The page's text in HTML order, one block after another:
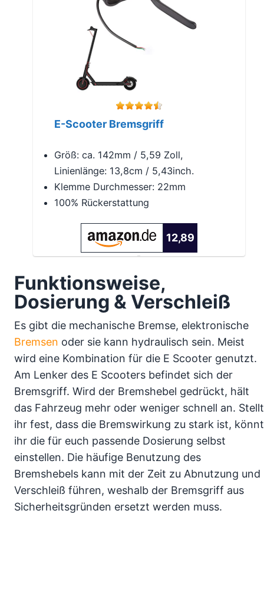
E-Scooter Bremsgriff
Größ: ca. 142mm / 5,59 Zoll,
Linienlänge: 13,8cm / 5,43inch.
Klemme Durchmesser: 22mm
100% Rückerstattung
12,89
Funktionsweise,
Dosierung & Verschleiß
Es gibt die mechanische Bremse, elektronische
Bremsen oder sie kann hydraulisch sein. Meist
wird eine Kombination für die E Scooter genutzt.
Am Lenker des E Scooters befindet sich der
Bremsgriff. Wird der Bremshebel gedrückt, hält
das Fahrzeug mehr oder weniger schnell an. Stellt
ihr fest, dass die Bremswirkung zu stark ist, könnt
ihr die für euch passende Dosierung selbst
einstellen. Die häufige Benutzung des
Bremshebels kann mit der Zeit zu Abnutzung und
Verschleiß führen, weshalb der Bremsgriff aus
Sicherheitsgründen ersetzt werden muss.